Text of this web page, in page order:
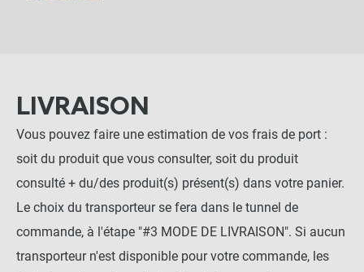
LIVRAISON
Vous pouvez faire une estimation de vos frais de port :
soit du produit que vous consulter, soit du produit
consulté + du/des produit(s) présent(s) dans votre panier.
Le choix du transporteur se fera dans le tunnel de
commande, à l'étape "#3 MODE DE LIVRAISON". Si aucun
transporteur n'est disponible pour votre commande, les